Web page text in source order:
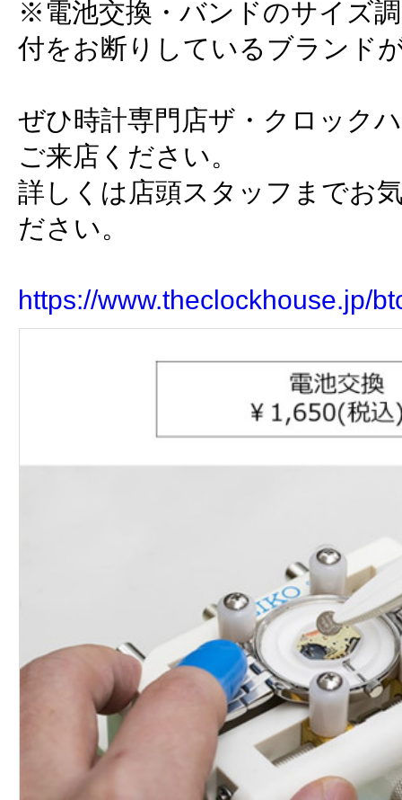
※電池交換・バンドのサイズ
付をお断りしているブランド
ぜひ時計専門店ザ・クロック
ご来店ください。
詳しくは店頭スタッフまでお
ださい。
https://www.theclockhouse.jp/